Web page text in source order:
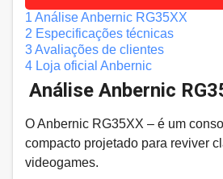
1Análise Anbernic RG35XX
2 Especificações técnicas
3Avaliações de clientes
4 Loja oficial Anbernic
Análise Anbernic
O Anbernic RG35XX – é um
compacto projetado para reviver
videogames.